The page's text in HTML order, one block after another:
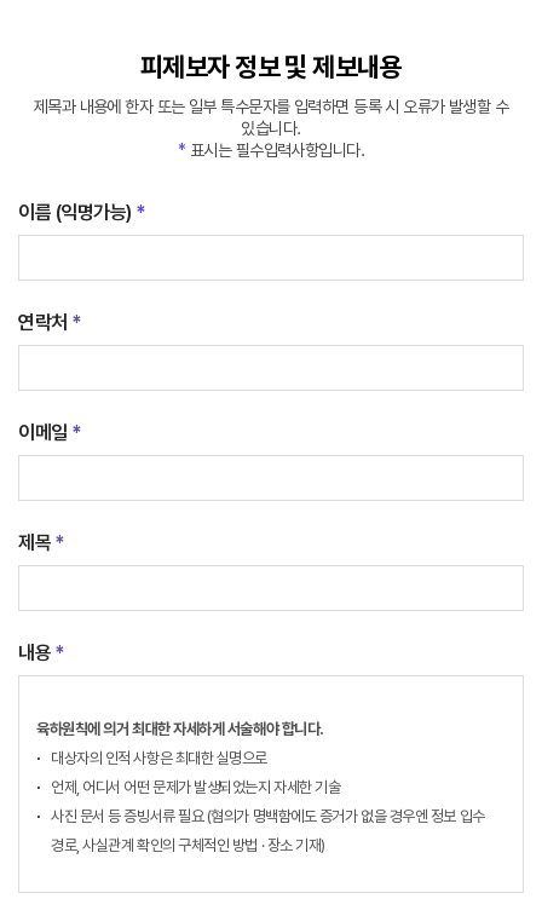
피제보자 정보 및 제보내용
제목과 내용에 한자 또는 일부 특수문자를 입력하면 등록 시 오류가 발생할 수
있습니다.
* 표시는 필수입력사항입니다.
이름 (익명가능) *
연락처 *
이메일 *
제목 *
내용 *
육하원칙에 의거 최대한 자세하게 서술해야 합니다.
대상자의 인적 사항은 최대한 실명으로
언제, 어디서 어떤 문제가 발생되었는지 자세한 기술
사진 문서 등 증빙서류 필요 (혐의가 명백함에도 증거가 없을 경우엔 정보 입수
경로, 사실관계 확인의 구체적인 방법 · 장소 기재)